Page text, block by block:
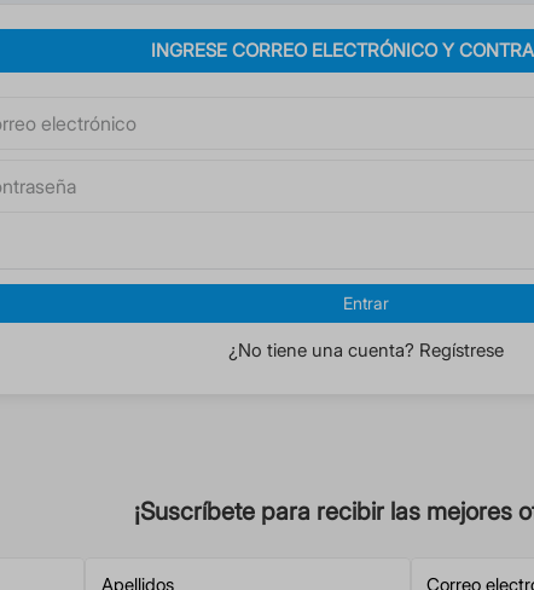
INGRESE CORREO ELECTRÓNICO Y
Entrar
¿No tiene una cuenta? Regístrese
¡Suscríbete para recibir las mejores